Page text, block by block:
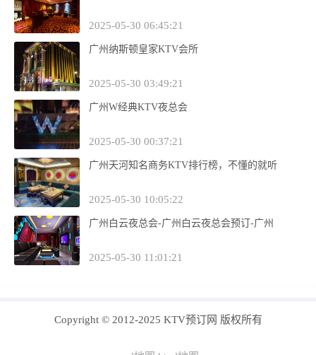
2025-05-30 06:45:21
广州纳斯顿皇家KTV会所
2025-05-30 03:49:21
广州W经典KTV夜总会
2025-05-30 00:37:21
广州天河知名商务KTV排行榜，不懂的就听
2025-05-30 10:05:22
广州白云夜总会-广州白云夜总会预订-广州
2025-05-30 11:01:21
Copyright © 2012-2025 KTV预订网 版权所有